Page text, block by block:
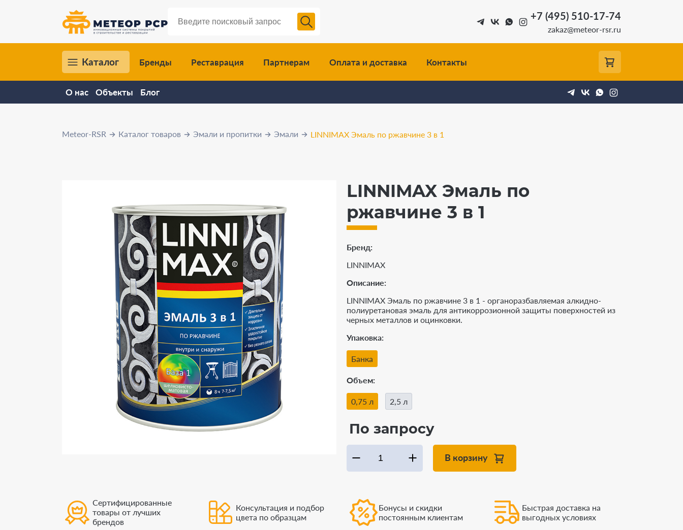
+7 (495) 510-17-74
zakaz@meteor-rsr.ru
Каталог Бренды Реставрация Партнерам Оплата и доставка Контакты
О нас Объекты Блог
Meteor-RSR Каталог товаров Эмали и пропитки Эмали LINNIMAX Эмаль по ржавчине 3 в 1
LINNIMAX Эмаль по
ржавчине 3 в 1
Бренд
LINNIMAX
Описание:
LINNIMAX Эмаль по ржавчине 3 в 1 - органоразбавляемая алкидно-
полиуретановая эмаль для антикоррозионной защиты поверхностей из
черных металлов и оцинковки.
Упаковка
Банка
Объем
0,75 л 2,5 л
По запросу
В корзину
Сертифицированные
товары от лучших
брендов
Консультация и подбор
цвета по образцам
Бонусы и скидки
постоянным клиентам
Быстрая доставка на
выгодных условиях